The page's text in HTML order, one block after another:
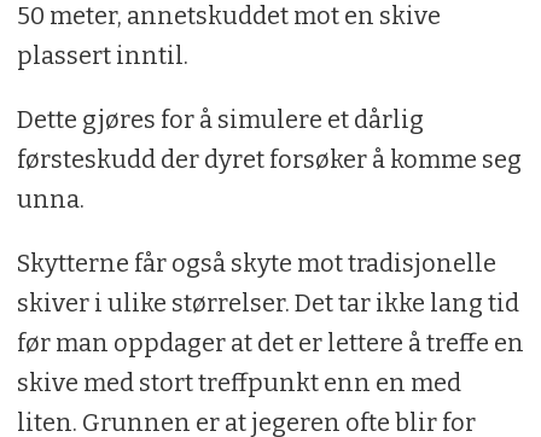
50 meter, annetskuddet mot en skive
plassert inntil.
Dette gjøres for å simulere et dårlig
førsteskudd der dyret forsøker å komme seg
unna.
Skytterne får også skyte mot tradisjonelle
skiver i ulike størrelser. Det tar ikke lang tid
før man oppdager at det er lettere å treffe en
skive med stort treffpunkt enn en med
liten. Grunnen er at jegeren ofte blir for